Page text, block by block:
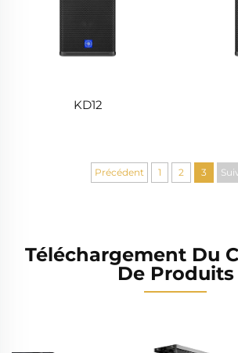
KD12
Précédent 1 2 3
Téléchargement Du
De Produits